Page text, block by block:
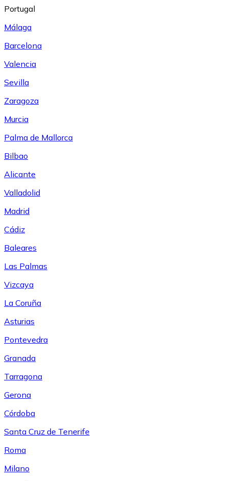
Portugal
Málaga
Barcelona
Valencia
Sevilla
Zaragoza
Murcia
Palma de Mallorca
Bilbao
Alicante
Valladolid
Madrid
Cádiz
Baleares
Las Palmas
Vizcaya
La Coruña
Asturias
Pontevedra
Granada
Tarragona
Gerona
Córdoba
Santa Cruz de Tenerife
Roma
Milano